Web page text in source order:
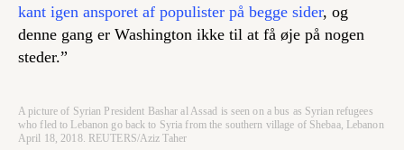
kant igen ansporet af populister på begge sider, og
denne gang er Washington ikke til at få øje på nogen
steder.”
A picture of Syrian President Bashar al Assad is seen on a bus as Syrian refugees
who fled to Lebanon go back to Syria from the southern village of Shebaa, Lebanon
April 18, 2018. REUTERS/Aziz Taher